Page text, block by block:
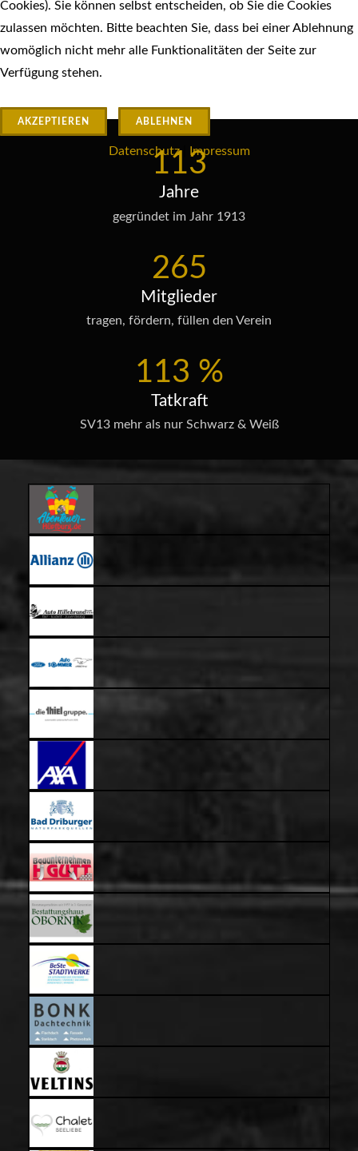
113
Jahre
gegründet im Jahr 1913
265
Mitglieder
tragen, fördern, füllen den Verein
113 %
Tatkraft
SV13 mehr als nur Schwarz & Weiß
Cookies). Sie können selbst entscheiden, ob Sie die Cookies
zulassen möchten. Bitte beachten Sie, dass bei einer Ablehnung
womöglich nicht mehr alle Funktionalitäten der Seite zur
Verfügung stehen.
AKZEPTIEREN ABLEHNEN
Datenschutz| Impressum